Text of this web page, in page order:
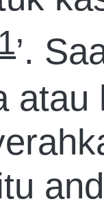
1’.
atau